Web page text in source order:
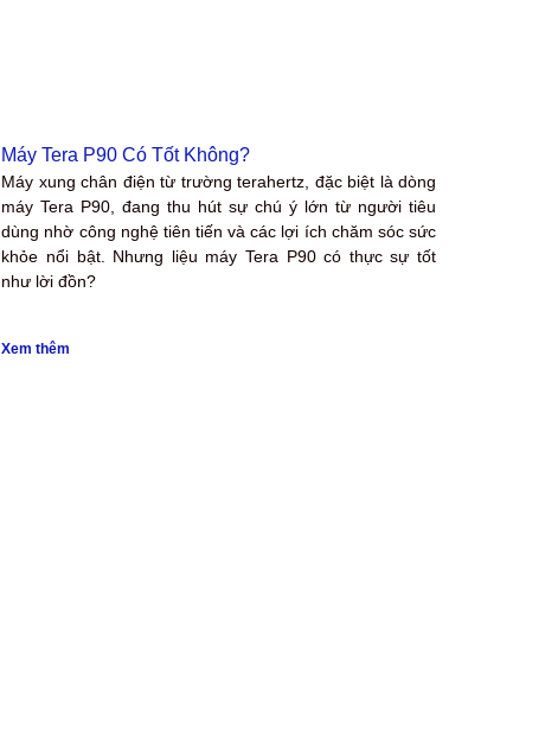
Máy Tera P90 Có Tốt Không?
Máy xung chân điện từ trường terahertz, đặc biệt là dòng
máy Tera P90, đang thu hút sự chú ý lớn từ người tiêu
dùng nhờ công nghệ tiên tiến và các lợi ích chăm sóc sức
khỏe nổi bật. Nhưng liệu máy Tera P90 có thực sự tốt
như lời đồn?
Xem thêm